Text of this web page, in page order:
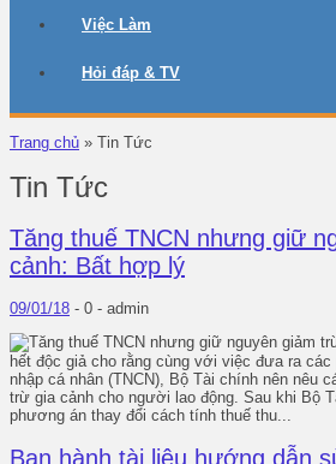
Việc Làm
Hỏi đáp & TV
Trang chủ » Tin Tức
Tin Tức
Tăng thuế TNCN nhưng giữ
cảnh: Bất hợp lý
09/01/18 - 0 - admin
hết độc giả cho rằng cùng với việc đưa ra
nhập cá nhân (TNCN), Bộ Tài chính nên nêu
trừ gia cảnh cho người lao động. Sau khi Bộ
phương án thay đổi cách tính thuế thu...
Ban hành tài liệu hướng dẫn